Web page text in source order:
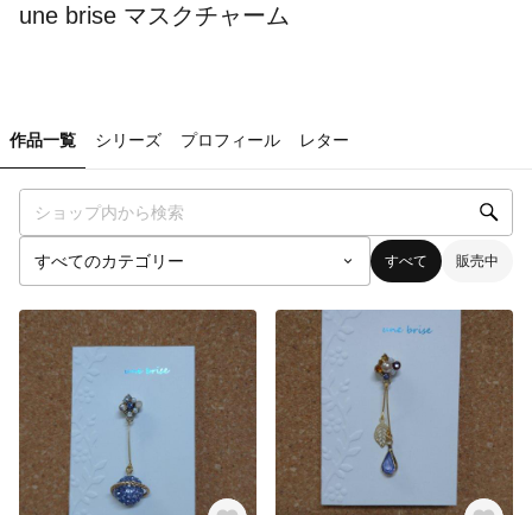
une brise マスクチャーム
作品一覧 シリーズ プロフィール レター
すべて 販売中